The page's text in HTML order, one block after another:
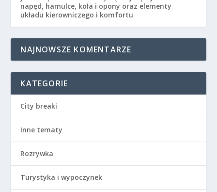
napęd, hamulce, koła i opony oraz elementy
układu kierowniczego i komfortu
NAJNOWSZE KOMENTARZE
KATEGORIE
City breaki
Inne tematy
Rozrywka
Turystyka i wypoczynek